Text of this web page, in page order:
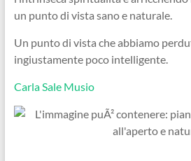
un punto di vista sano e naturale.
Un punto di vista che abbiamo
ingiustamente poco intelligente.
Carla Sale Musio